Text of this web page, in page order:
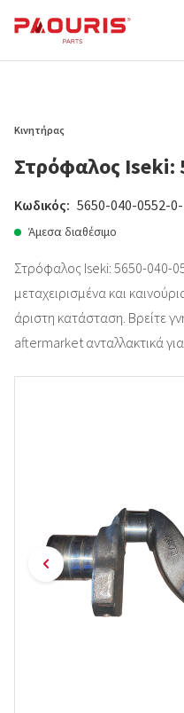
Κινητήρας
Στρόφαλος Iseki:
Κωδικός: 5650-040-0552-
Άμεσα διαθέσιμο
Στρόφαλος Iseki: 5650-040-
μεταχειρισμένα και
άριστη κατάσταση. Βρείτε
aftermarket ανταλλακτικά